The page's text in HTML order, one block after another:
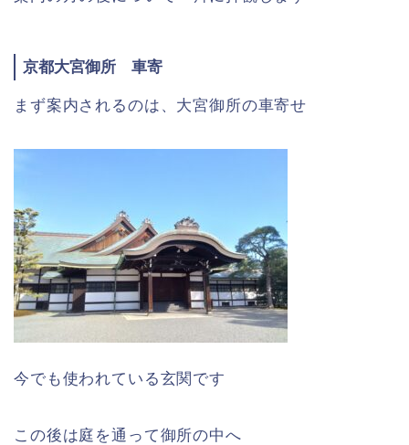
京都大宮御所 車寄
まず案内されるのは、大宮御所の車寄せ
今でも使われている玄関です
この後は庭を通って御所の中へ